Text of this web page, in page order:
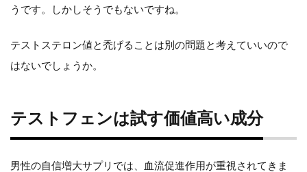
うです。しかしそうでもないですね。
テストステロン値と禿げることは別の問題と考えていいので
はないでしょうか。
テストフェンは試す価値高い成分
男性の自信増大サプリでは、血流促進作用が重視されてきま